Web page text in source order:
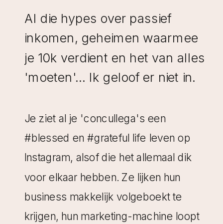
Je ziet al je 'concullega's een
#blessed en #grateful life leven op
Instagram, alsof die het allemaal dik
voor elkaar hebben. Ze lijken hun
business makkelijk volgeboekt te
krijgen, hun marketing-machine loopt
Al die hypes over passief
inkomen, geheimen waarmee
je 10k verdient en het van alles
'moeten'... Ik geloof er niet in.